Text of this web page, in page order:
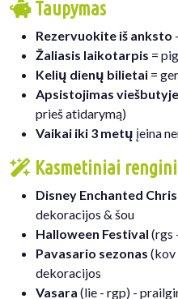
Taupymas
Rezervuokite iš anksto
Žaliasis laikotarpis =
Kelių dienų bilietai =
Apsistojimas viešbutyje
prieš atidarymą)
Vaikai iki 3 metų įeina
Kasmetiniai
Disney Enchanted
dekoracijos & šou
Halloween Festival (rgs
Pavasario sezonas (kov
dekoracijos
Vasara (lie - rgp) -